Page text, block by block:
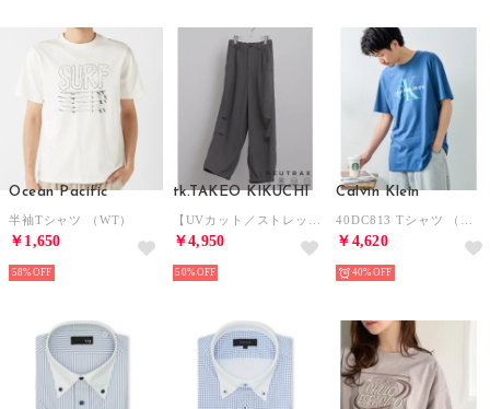
Ocean Pacific
半袖Tシャツ （WT）
￥1,650
58%
tk.TAKEO KIKUCHI
￥4,950
50%
Calvin Klein
￥4,620
40%